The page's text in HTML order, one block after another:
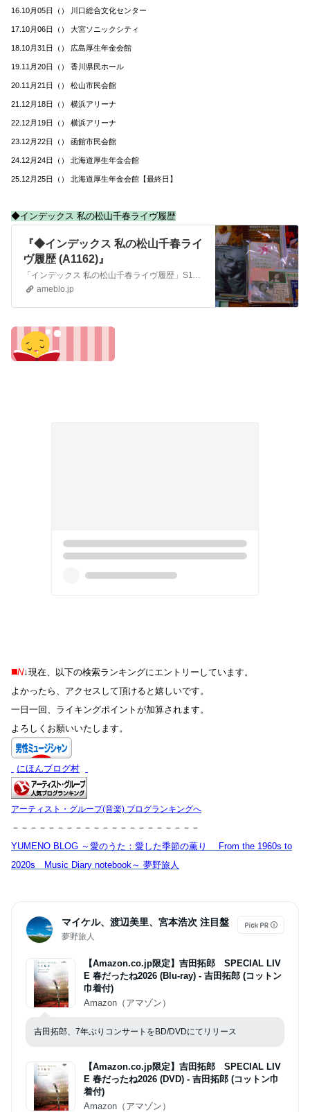
16.10月05日（） 川口総合文化センター
17.10月06日（） 大宮ソニックシティ
18.10月31日（） 広島厚生年金会館
19.11月20日（） 香川県民ホール
20.11月21日（） 松山市民会館
21.12月18日（） 横浜アリーナ
22.12月19日（） 横浜アリーナ
23.12月22日（） 函館市民会館
24.12月24日（） 北海道厚生年金会館
25.12月25日（） 北海道厚生年金会館【最終日】
◆インデックス 私の松山千春ライヴ履歴
『◆インデックス 私の松山千春ライ
ヴ履歴 (A1162)』
「インデックス 私の松山千春ライヴ履歴」S11162 ・松山千春 DATA BESE 総合TOP PAGE NF ・アーティスト別 LIVE DATA B…
ameblo.jp
◼️N↓現在、以下の検索ランキングにエントリーしています。
よかったら、アクセスして頂けると嬉しいです。
一日一回、ライキングポイントが加算されます。
よろしくお願いいたします。
にほんブログ村
アーティスト・グループ(音楽) ブログランキングへ
－－－－－－－－－－－－－－－－－－－－－
YUMENO BLOG ～愛のうた：愛した季節の薫り From the 1960s to
2020s Music Diary notebook～ 夢野旅人
マイケル、渡辺美里、宮本浩次 注目盤
夢野旅人
【Amazon.co.jp限定】吉田拓郎 SPECIAL LIV
E 春だったね2026 (Blu-ray) - 吉田拓郎 (コットン
巾着付)
Amazon（アマゾン）
吉田拓郎、7年ぶりコンサートをBD/DVDにてリリース
【Amazon.co.jp限定】吉田拓郎 SPECIAL LIV
E 春だったね2026 (DVD) - 吉田拓郎 (コットン巾
着付)
Amazon（アマゾン）